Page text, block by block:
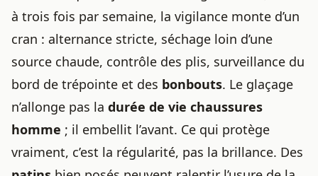
à trois fois par semaine, la vigilance monte d’un
cran : alternance stricte, séchage loin d’une
source chaude, contrôle des plis, surveillance du
bord de trépointe et des bonbouts. Le glaçage
n’allonge pas la durée de vie chaussures
homme ; il embellit l’avant. Ce qui protège
vraiment, c’est la régularité, pas la brillance. Des